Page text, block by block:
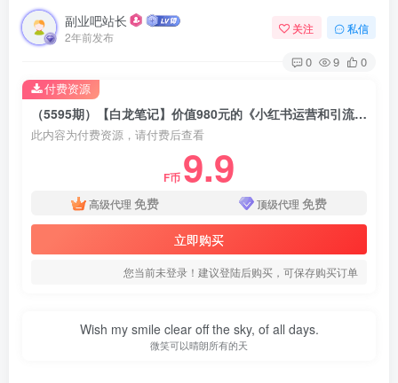
副业吧站长
2年前发布
关注 私信
0 9 0
（5595期）【白龙笔记】价值980元的《小红书运营和引流课》，日引100高质量粉
此内容为付费资源，请付费后查看
F币 9.9
高级代理 免费 顶级代理 免费
立即购买
您当前未登录！建议登陆后购买，可保存购买订单
付费资源
Wish my smile clear off the sky, of all days.
微笑可以晴朗所有的天